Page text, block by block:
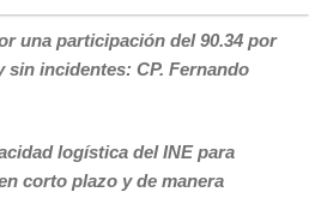
una participación del 90.34 por
sin incidentes: CP. Fernando
logística del INE para
corto plazo y de manera